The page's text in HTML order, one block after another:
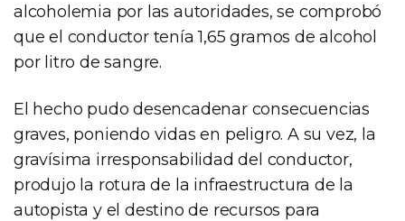
alcoholemia por las autoridades, se comprobó
que el conductor tenía 1,65 gramos de alcohol
por litro de sangre.
El hecho pudo desencadenar consecuencias
graves, poniendo vidas en peligro. A su vez, la
gravísima irresponsabilidad del conductor,
produjo la rotura de la infraestructura de la
autopista y el destino de recursos para